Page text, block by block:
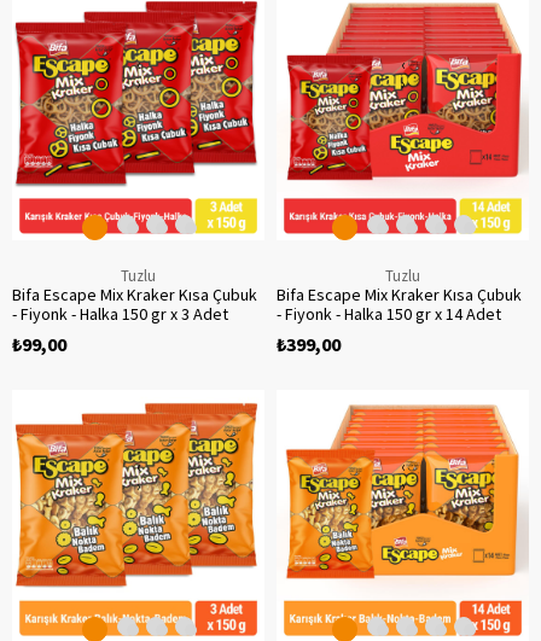
‹
›
Tuzlu
Bifa Escape Mix Kraker Kısa Çubuk
- Fiyonk - Halka 150 gr x 3 Adet
₺99,00
‹
›
Tuzlu
Bifa Escape Mix Kraker Kısa Çubuk
- Fiyonk - Halka 150 gr x 14 Adet
₺399,00
‹
›
‹
›